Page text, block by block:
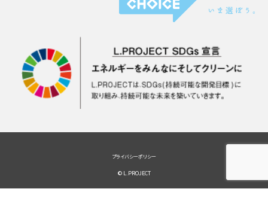
プライバシーポリシー
© L.PROJECT